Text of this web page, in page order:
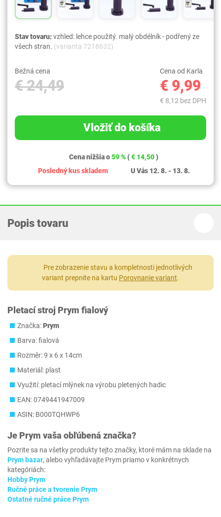
Stav tovaru:vzhled: lehce použitý. malý obdélník - podřený ze
všech stran. (varianta 7218632)
Bežná cena
€ 24,49
Cena od Karla
€ 9,99
€ 8,12 bez DPH
Vložiť do košíka
Cena nižšia o59 % (€ 14,50)
Posledný kus skladem
U Vás 12. 8. - 13. 8.
Popis tovaru
Pre zobrazenie stavu a kompletnosti jednotlivých
variant prepnite na kartu Porovnanie variant.
Pletací stroj Prym fialový
Značka:Prym
Barva: fialová
Rozměr: 9 x 6 x 14cm
Materiál: plast
Využití: pletací mlýnek na výrobu pletených hadic
EAN: 0749441947009
ASIN: B000TQHWP6
Je Prym vaša obľúbená značka?
Pozrite sa na všetky produkty tejto značky, ktoré mám na sklade na
Prym bazar, alebo vyhľadávajte Prym priamo v konkrétnych
kategóriách:
Hobby Prym
Ručné práce a tvorenie Prym
Ostatné ručné práce Prym